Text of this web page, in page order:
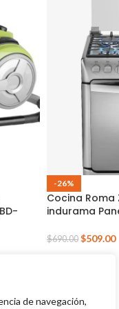
de navegación,
-26%
Cocina
indurama
$690.00 $509.00